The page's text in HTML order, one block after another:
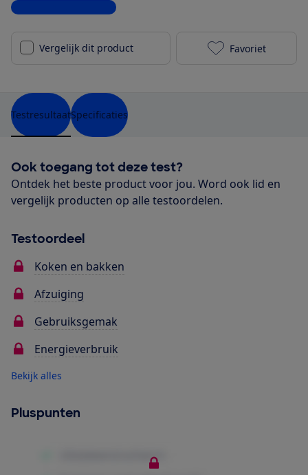
Bekijk alle specificaties
Vergelijk dit product Pelgrim
Favoriet
TestresultaatSpecificaties
Ook toegang tot deze test?
Ontdek het beste product voor jou. Word ook lid en
vergelijk producten op alle testoordelen.
Testoordeel
Koken en bakken
Afzuiging
Gebruiksgemak
Energieverbruik
Bekijk alles
Pluspunten